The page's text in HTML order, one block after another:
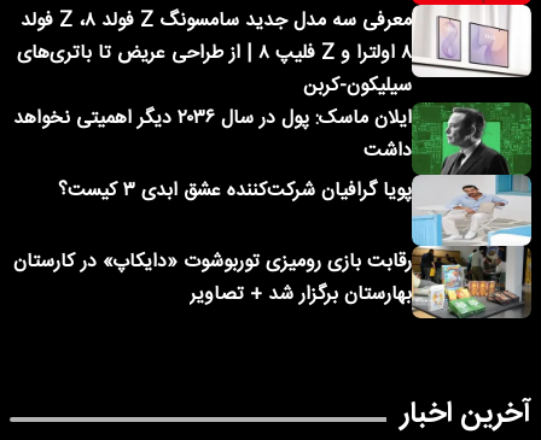
معرفی سه مدل جدید سامسونگ Z فولد ۸، Z فولد
۸ اولترا و Z فلیپ ۸ | از طراحی عریض تا باتری‌های
سیلیکون-کربن
ایلان ماسک: پول در سال ۲۰۳۶ دیگر اهمیتی نخواهد
داشت
پویا گرافیان شرکت‌کننده عشق ابدی ۳ کیست؟
رقابت بازی رومیزی توربوشوت «دایکاپ» در کارستان
بهارستان برگزار شد + تصاویر
آخرین اخبار